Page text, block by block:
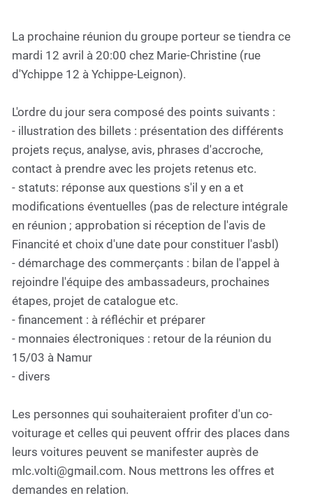
La prochaine réunion du groupe porteur se tiendra ce
mardi 12 avril à 20:00 chez Marie-Christine (rue
d'Ychippe 12 à Ychippe-Leignon).
L'ordre du jour sera composé des points suivants :
- illustration des billets : présentation des différents
projets reçus, analyse, avis, phrases d'accroche,
contact à prendre avec les projets retenus etc.
- statuts: réponse aux questions s'il y en a et
modifications éventuelles (pas de relecture intégrale
en réunion ; approbation si réception de l'avis de
Financité et choix d'une date pour constituer l'asbl)
- démarchage des commerçants : bilan de l'appel à
rejoindre l'équipe des ambassadeurs, prochaines
étapes, projet de catalogue etc.
- financement : à réfléchir et préparer
- monnaies électroniques : retour de la réunion du
15/03 à Namur
- divers
Les personnes qui souhaiteraient profiter d'un co-
voiturage et celles qui peuvent offrir des places dans
leurs voitures peuvent se manifester auprès de
mlc.volti@gmail.com. Nous mettrons les offres et
demandes en relation.